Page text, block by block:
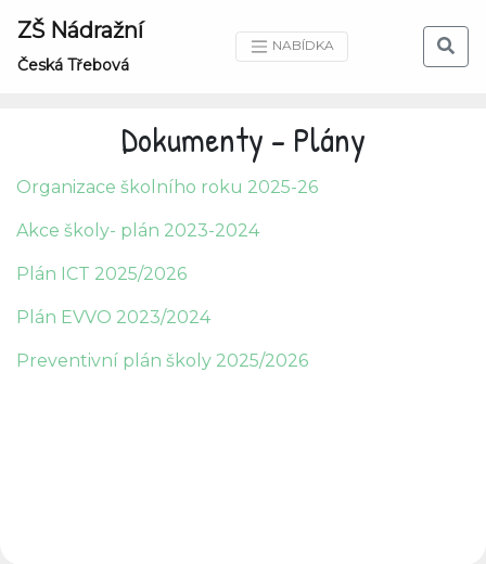
ZŠ Nádražní
Česká Třebová
NABÍDKA
Dokumenty - Plány
Organizace školního roku 2025-26
Akce školy- plán 2023-2024
Plán ICT 2025/2026
Plán EVVO 2023/2024
Preventivní plán školy 2025/2026